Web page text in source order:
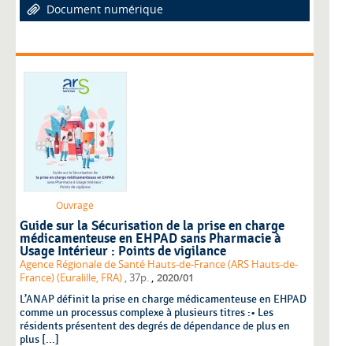
Document numérique
Ouvrage
Guide sur la Sécurisation de la prise en charge
médicamenteuse en EHPAD sans Pharmacie à
Usage Intérieur : Points de vigilance
Agence Régionale de Santé Hauts-de-France (ARS Hauts-de-
France) (Euralille, FRA) , 37p. , 2020/01
L’ANAP définit la prise en charge médicamenteuse en EHPAD
comme un processus complexe à plusieurs titres :• Les
résidents présentent des degrés de dépendance de plus en
plus [...]